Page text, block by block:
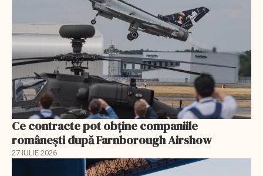
Ce contracte pot obține companiile
românești după Farnborough Airshow
27 IULIE 2026